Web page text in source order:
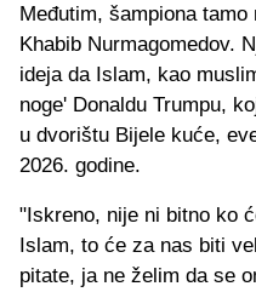
Međutim, šampiona
Khabib Nurmagomedov.
ideja da Islam, kao
noge' Donaldu Trumpu,
u dvorištu Bijele kuće,
2026. godine.
"Iskreno, nije ni bitno ko
Islam, to će za nas biti
pitate, ja ne želim da se